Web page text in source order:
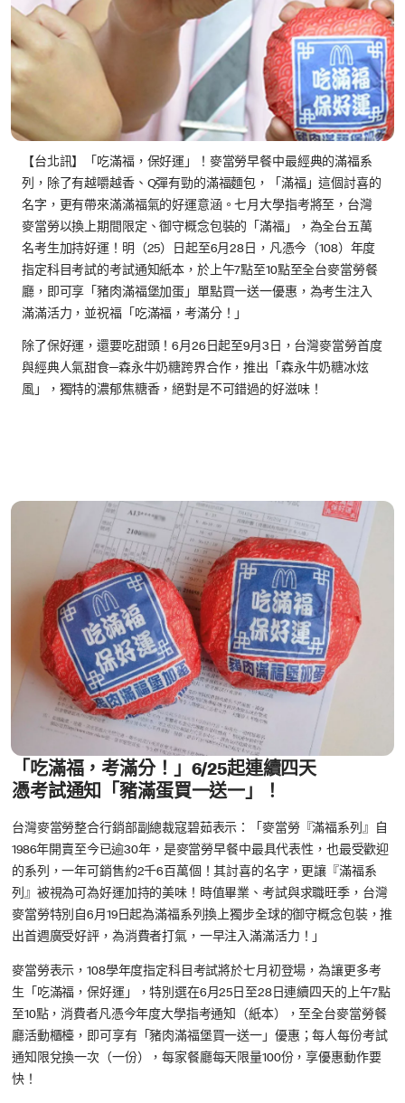
【台北訊】「吃滿福，保好運」！麥當勞早餐中最經典的滿福系
列，除了有越嚼越香、Q彈有勁的滿福麵包，「滿福」這個討喜的
名字，更有帶來滿滿福氣的好運意涵。七月大學指考將至，台灣
麥當勞以換上期間限定、御守概念包裝的「滿福」，為全台五萬
名考生加持好運！明（25）日起至6月28日，凡憑今（108）年度
指定科目考試的考試通知紙本，於上午7點至10點至全台麥當勞餐
廳，即可享「豬肉滿福堡加蛋」單點買一送一優惠，為考生注入
滿滿活力，並祝福「吃滿福，考滿分！」
除了保好運，還要吃甜頭！6月26日起至9月3日，台灣麥當勞首度
與經典人氣甜食─森永牛奶糖跨界合作，推出「森永牛奶糖冰炫
風」，獨特的濃郁焦糖香，絕對是不可錯過的好滋味！
「 吃滿福，考滿分！」6/25起連續四天
憑考試通知「豬滿蛋買一送一」！
台灣麥當勞整合行銷部副總裁寇碧茹表示：「麥當勞『滿福系列』自
1986年開賣至今已逾30年，是麥當勞早餐中最具代表性，也最受歡迎
的系列，一年可銷售約2千6百萬個！其討喜的名字，更讓『滿福系
列』被視為可為好運加持的美味！時值畢業、考試與求職旺季，台灣
麥當勞特別自6月19日起為滿福系列換上獨步全球的御守概念包裝，推
出首週廣受好評，為消費者打氣，一早注入滿滿活力！」
麥當勞表示，108學年度指定科目考試將於七月初登場，為讓更多考
生「吃滿福，保好運」，特別選在6月25日至28日連續四天的上午7點
至10點，消費者凡憑今年度大學指考通知（紙本），至全台麥當勞餐
廳活動櫃檯，即可享有「豬肉滿福堡買一送一」優惠；每人每份考試
通知限兌換一次（一份），每家餐廳每天限量100份，享優惠動作要
快！